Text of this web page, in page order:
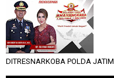
DITRESNARKOBA POLDA JATIM